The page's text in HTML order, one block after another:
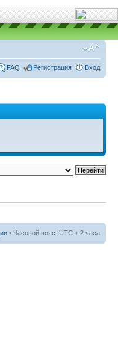
FAQ Регистрация Вход
• Часовой пояс: UTC + 2 часа